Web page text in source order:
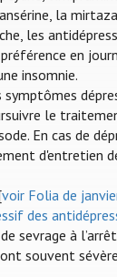
la
les
en
insomnie.
symptômes
le
En cas de
d'entretien
voir Folia de
des
sevrage à l’arrêt
souvent